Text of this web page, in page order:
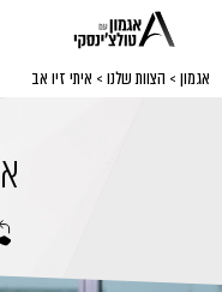
אגמון > הצוות שלנו > איתי זיו אב